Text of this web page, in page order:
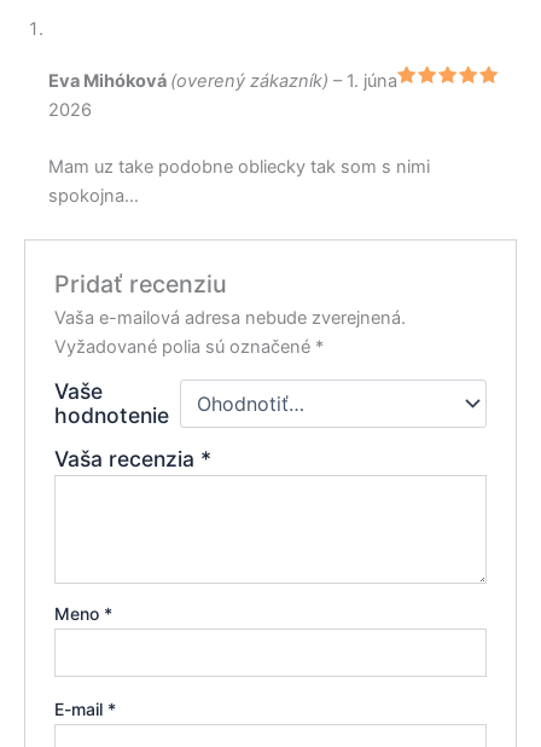
Eva Mihóková (overený zákazník) – 1. júna
2026
Mam uz take podobne obliecky tak som s nimi
spokojna…
Pridať recenziu
Vaša e-mailová adresa nebude zverejnená.
Vyžadované polia sú označené *
Vaše
hodnotenie
Vaša recenzia *
Meno *
E-mail *